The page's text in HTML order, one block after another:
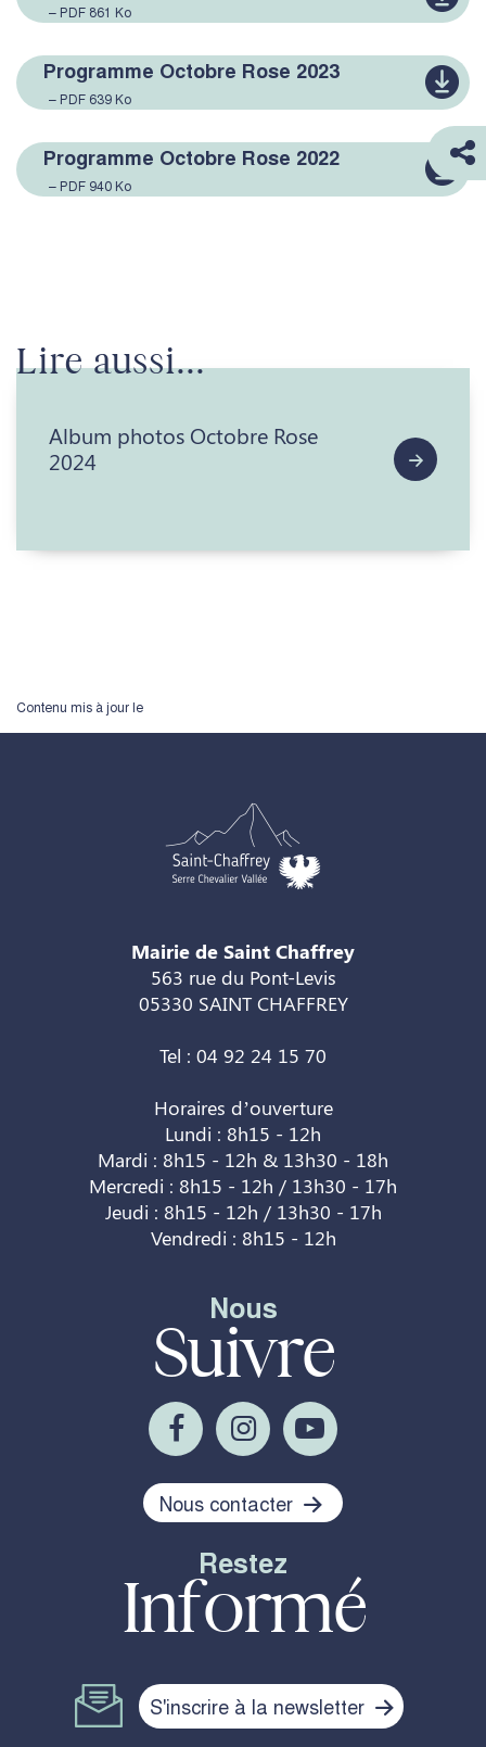
– PDF 861 Ko
Programme Octobre Rose 2023
– PDF 639 Ko
Programme Octobre Rose 2022
– PDF 940 Ko
Lire aussi...
Album photos Octobre Rose
2024
Contenu mis à jour le
Mairie de Saint Chaffrey
563 rue du Pont-Levis
05330 SAINT CHAFFREY
Tel : 04 92 24 15 70
Horaires d’ouverture
Lundi : 8h15 - 12h
Mardi : 8h15 - 12h & 13h30 - 18h
Mercredi : 8h15 - 12h / 13h30 - 17h
Jeudi : 8h15 - 12h / 13h30 - 17h
Vendredi : 8h15 - 12h
Nous
Suivre
Nous contacter
Restez
Informé
S'inscrire à la newsletter